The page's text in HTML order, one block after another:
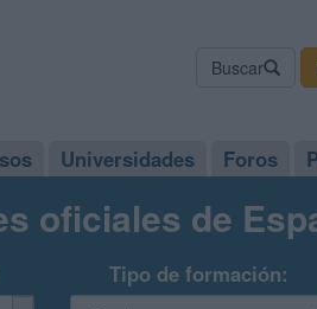
Buscar
Universidades Foros
oficiales de
Tipo de formación: